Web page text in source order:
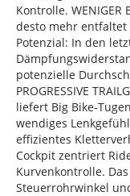
Kontrolle. WENIGER
desto mehr entfaltet
Potenzial: In den
potenzielle
PROGRESSIVE
liefert Big Bike-
wendiges
effizientes
Cockpit zentriert
Kurvenkontrolle.
Steuerrohrwinkel